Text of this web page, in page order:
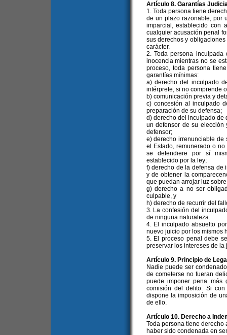
Artículo 8. Garantías
1. Toda persona tiene
de un plazo razonable, por
imparcial, establecido con
cualquier acusación penal
sus derechos y
carácter.
2. Toda persona
inocencia mientras no se
proceso, toda persona
garantías mínimas:
a) derecho del inculpado
intérprete, si no comprende
b) comunicación previa y
c) concesión al inculpado
preparación de su defensa;
d) derecho del inculpado de
un defensor de su elección
defensor;
e) derecho irrenunciable de
el Estado, remunerado o
se defendiere por sí
establecido por la ley;
f) derecho de la defensa de
y de obtener la
que puedan arrojar luz
g) derecho a no ser
culpable, y
h) derecho de recurrir del
3. La confesión del
de ninguna naturaleza.
4. El inculpado absuelto
nuevo juicio por los mismos
5. El proceso penal debe
preservar los intereses de la
Artículo 9. Principio de
Nadie puede ser
de cometerse no fueran
puede imponer pena
comisión del delito. Si
dispone la imposición de
de ello.
Artículo 10. Derecho a
Toda persona tiene
haber sido condenada en